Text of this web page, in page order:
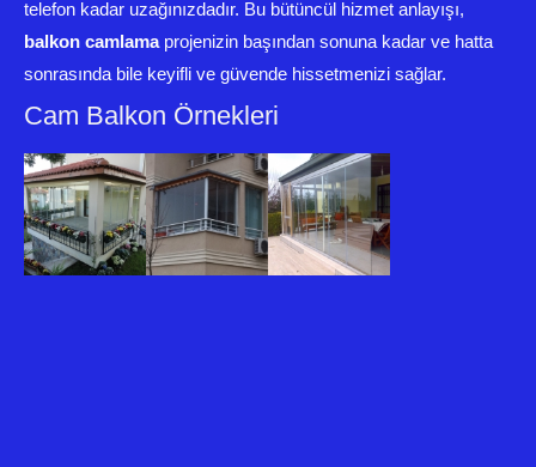
telefon kadar uzağınızdadır. Bu bütüncül hizmet anlayışı,
balkon camlamaprojenizin başından sonuna kadar ve hatta
sonrasında bile keyifli ve güvende hissetmenizi sağlar.
Cam Balkon Örnekleri